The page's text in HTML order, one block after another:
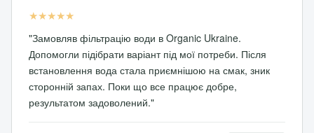
★★★★★
"Замовляв фільтрацію води в Organic Ukraine.
Допомогли підібрати варіант під мої потреби. Після
встановлення вода стала приємнішою на смак, зник
сторонній запах. Поки що все працює добре,
результатом задоволений."